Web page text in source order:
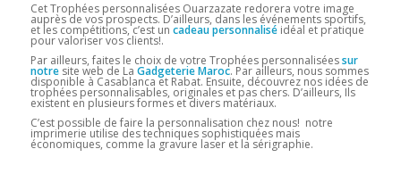
Cet Trophées personnalisées Ouarzazate redorera votre image
auprès de vos prospects. D’ailleurs, dans les événements sportifs,
et les compétitions, c’est un cadeau personnaliséidéal et pratique
pour valoriser vos clients!.
Par ailleurs, faites le choix de votre Trophées personnaliséessur
notresite web de La Gadgeterie Maroc. Par ailleurs, nous sommes
disponible à Casablanca et Rabat. Ensuite, découvrez nos idées de
trophées personnalisables, originales et pas chers. D’ailleurs, Ils
existent en plusieurs formes et divers matériaux.
C’est possible de faire la personnalisation chez nous! notre
imprimerie utilise des techniques sophistiquées mais
économiques, comme la gravure laser et la sérigraphie.